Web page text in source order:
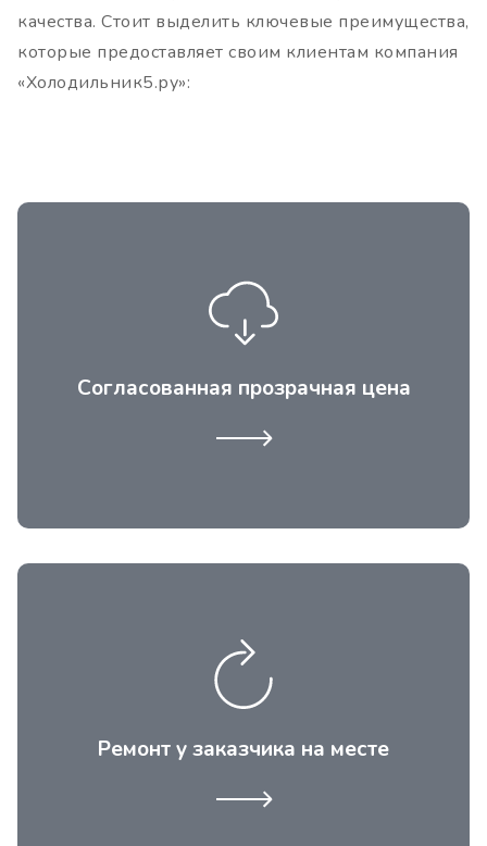
качества. Стоит выделить ключевые преимущества,
которые предоставляет своим клиентам компания
«Холодильник5.ру»:
Согласованная прозрачная цена
Всегда прозрачная цена, отсутствие
дополнительных наценок на ремонт
холодильных витрин в кафе, не
Ремонт у заказчика на месте
Возможность провести ремонт
холодильных витрин в магазине или в
кафе. Это особенно актуально, если
холодильных витрин крупного размера.